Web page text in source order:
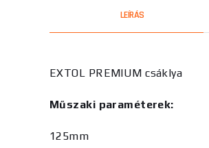
LEÍRÁS
EXTOL PREMIUM csáklya
Műszaki paraméterek:
125mm